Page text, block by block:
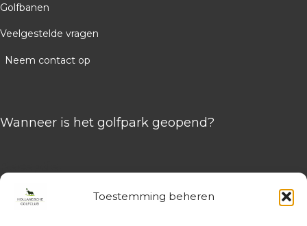
Toestemming beheren
Golfbanen
Veelgestelde vragen
Neem contact op
Wanneer is het golfpark geopend?
08:00 – 16:00 uur